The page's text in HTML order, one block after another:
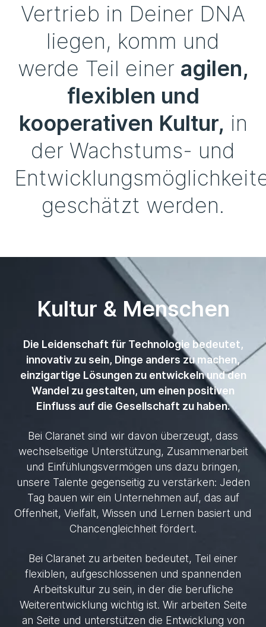
Vertrieb in Deiner DNA
liegen, komm und
werde Teil einer agilen,
flexiblen und
kooperativen Kultur, in
der Wachstums- und
geschätzt werden.
Kultur & Menschen
Die Leidenschaft für Technologie bedeutet,
innovativ zu sein, Dinge anders zu machen,
einzigartige Lösungen zu entwickeln und den
Wandel zu gestalten, um einen positiven
Einfluss auf die Gesellschaft zu haben.
Bei Claranet sind wir davon überzeugt, dass
wechselseitige Unterstützung, Zusammenarbeit
und Einfühlungsvermögen uns dazu bringen,
unsere Talente gegenseitig zu verstärken: Jeden
Tag bauen wir ein Unternehmen auf, das auf
Offenheit, Vielfalt, Wissen und Lernen basiert und
Chancengleichheit fördert.
Bei Claranet zu arbeiten bedeutet, Teil einer
flexiblen, aufgeschlossenen und spannenden
Arbeitskultur zu sein, in der die berufliche
Weiterentwicklung wichtig ist. Wir arbeiten Seite
an Seite und unterstützen die Entwicklung von